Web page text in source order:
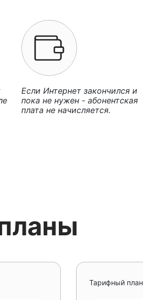
Если Интернет закончился и
пока не нужен - абонентская
плата не начисляется.
Тарифный план